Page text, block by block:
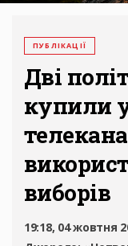
ПУБЛІКАЦІЇ
Дві
купили
виборів
19:18, 04 жовтня